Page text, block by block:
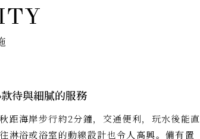
待與細膩的服務
距海岸步行約2分鐘，交通便利，玩水後能直
淋浴或浴室的動線設計也令人高興。備有置